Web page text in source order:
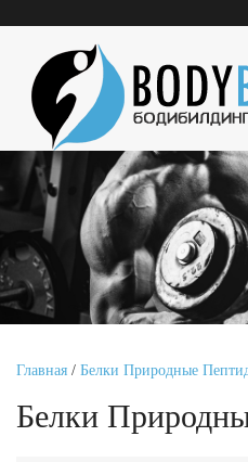
Главная / Белки Природные
Белки